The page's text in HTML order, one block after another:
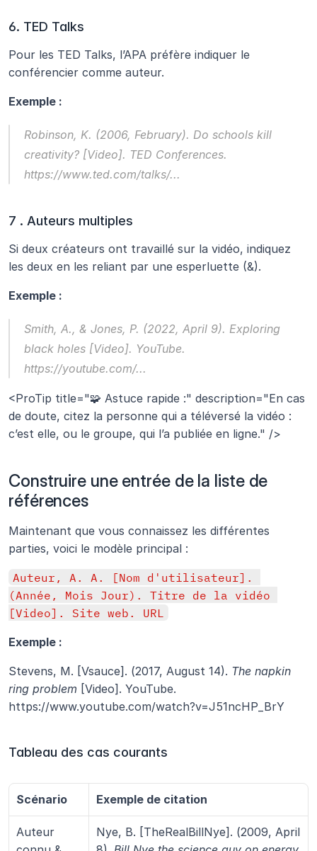
6. TED Talks
Pour les TED Talks, l’APA préfère indiquer le
conférencier comme auteur.
Exemple :
Robinson, K. (2006, February). Do schools kill
creativity? [Video]. TED Conferences.
https://www.ted.com/talks/...
7 . Auteurs multiples
Si deux créateurs ont travaillé sur la vidéo, indiquez
les deux en les reliant par une esperluette (&).
Exemple :
Smith, A., & Jones, P. (2022, April 9). Exploring
black holes [Video]. YouTube.
https://youtube.com/...
<ProTip title="🧩 Astuce rapide :" description="En cas
de doute, citez la personne qui a téléversé la vidéo :
c’est elle, ou le groupe, qui l’a publiée en ligne." />
Construire une entrée de la liste de
références
Maintenant que vous connaissez les différentes
parties, voici le modèle principal :
Auteur, A. A. [Nom d'utilisateur].
(Année, Mois Jour). Titre de la vidéo
[Video]. Site web. URL
Exemple :
Stevens, M. [Vsauce]. (2017, August 14). The napkin
ring problem [Video]. YouTube.
https://www.youtube.com/watch?v=J51ncHP_BrY
Tableau des cas courants
Scénario Exemple de citation
Auteur
Nye, B. [TheRealBillNye]. (2009, April